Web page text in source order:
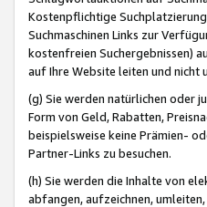
Kostenpflichtige
Suchmaschinen Links zur
kostenfreien Suchergebnissen)
auf Ihre Website leiten und
(g) Sie werden natürlichen oder
Form von Geld, Rabatten,
beispielsweise keine Prämien-
Partner-Links zu besuchen.
(h) Sie werden die Inhalte von
abfangen, aufzeichnen,